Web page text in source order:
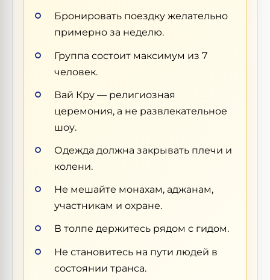
Бронировать поездку желательно
примерно за неделю.
Группа состоит максимум из 7
человек.
Вай Кру — религиозная
церемония, а не развлекательное
шоу.
Одежда должна закрывать плечи и
колени.
Не мешайте монахам, аджанам,
участникам и охране.
В толпе держитесь рядом с гидом.
Не становитесь на пути людей в
состоянии транса.